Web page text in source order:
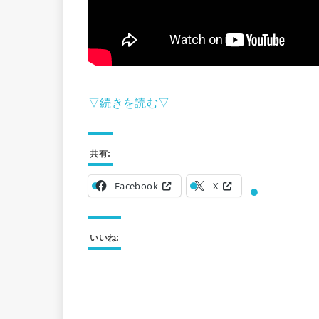
▽続きを読む▽
共有:
Facebook X
いいね: